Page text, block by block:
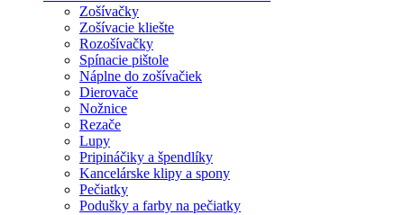
Zošívačky
Zošívacie kliešte
Rozošívačky
Spínacie pištole
Náplne do zošívačiek
Dierovače
Nožnice
Rezače
Lupy
Pripináčiky a špendlíky
Kancelárske klipy a spony
Pečiatky
Podušky a farby na pečiatky